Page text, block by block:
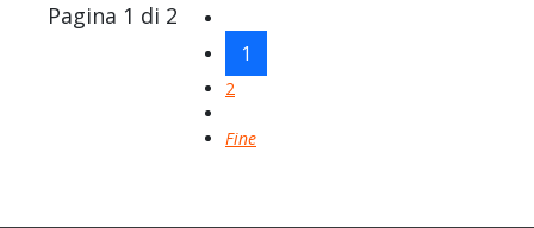
Pagina 1 di 2
1
2
Fine